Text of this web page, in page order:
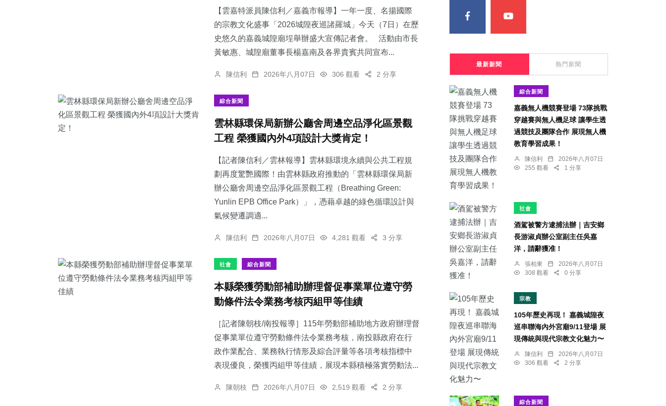
【雲嘉特派員陳信利／嘉義市報導】一年一度、名揚國際
的宗教文化盛事「2026城隍夜巡諸羅城」今天（7日）在歷
史悠久的嘉義城隍廟埕舉辦盛大宣傳記者會。 活動由市長
黃敏惠、城隍廟董事長楊嘉南及各界貴賓共同宣布...
陳信利 2026年八月07日 306 觀看 2 分享
綜合新聞
雲林縣環保局新辦公廳舍周邊空品淨化區景觀
工程 榮獲國內外4項設計大獎肯定！
【記者陳信利／雲林報導】雲林縣環境永續與公共工程規
劃再度驚艷國際！由雲林縣政府推動的「雲林縣環保局新
辦公廳舍周邊空品淨化區景觀工程（Breathing Green:
Yunlin EPB Office Park）」，憑藉卓越的綠色循環設計與
氣候變遷調適...
陳信利 2026年八月07日 4,281 觀看 3 分享
社會 綜合新聞
本縣榮獲勞動部補助辦理督促事業單位遵守勞
動條件法令業務考核丙組甲等佳績
［記者陳朝枝/南投報導］115年勞動部補助地方政府辦理督
促事業單位遵守勞動條件法令業務考核，南投縣政府在行
政作業配合、業務執行情形及綜合評量等各項考核指標中
表現優良，榮獲丙組甲等佳績，展現本縣積極落實勞動法...
陳朝枝 2026年八月07日 2,519 觀看 2 分享
最新新聞 熱門新聞
綜合新聞
嘉義無人機競賽登場 73隊挑戰
穿越賽與無人機足球 讓學生透
過競技及團隊合作 展現無人機
教育學習成果！
陳信利
2026年八月07日
255 觀看
1 分享
社會
酒駕被警方逮捕法辦｜吉安鄉
長游淑貞辦公室副主任吳嘉
洋，請辭獲准！
張柏東
2026年八月07日
308 觀看
0 分享
宗教
105年歷史再現！ 嘉義城隍夜
巡串聯海內外宮廟9/11登場 展
現傳統與現代宗教文化魅力〜
陳信利
2026年八月07日
306 觀看
2 分享
綜合新聞